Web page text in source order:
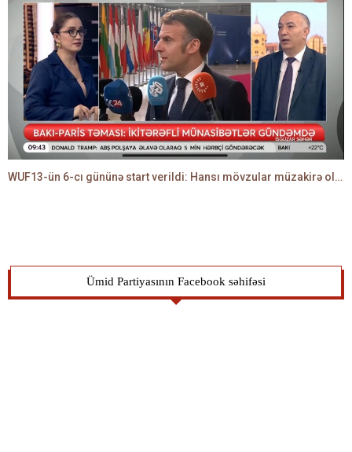
WUF13-ün 6-cı gününə start verildi: Hansı mövzular müzakirə olunacaq? -TALEH ƏLİYEV danışır
Ümid Partiyasının Facebook səhifəsi